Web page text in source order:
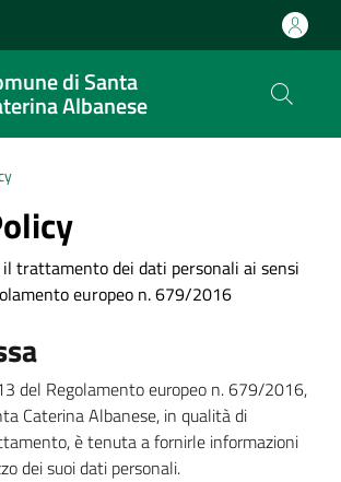
di Santa
Albanese
il trattamento dei dati personali ai sensi
europeo n. 679/2016
del Regolamento europeo n. 679/2016,
Caterina Albanese, in qualità di
è tenuta a fornirle informazioni
dei suoi dati personali.